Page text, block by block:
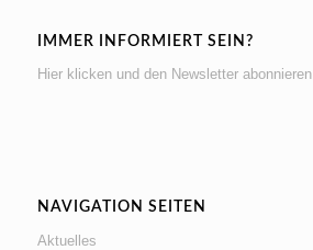
IMMER INFORMIERT SEIN?
Hier klicken und den Newsletter abonnieren
NAVIGATION SEITEN
Aktuelles